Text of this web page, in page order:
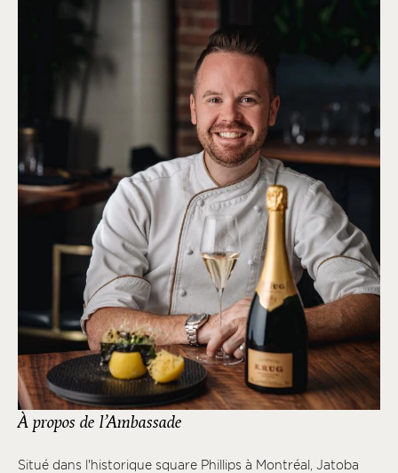
À propos de l’Ambassade
Situé dans l'historique square Phillips à Montréal, Jatoba